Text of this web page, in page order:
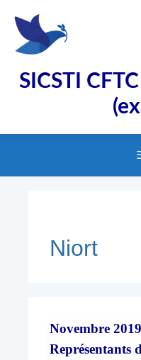
contenu
SICSTI
Niort
Novembre
Représentants